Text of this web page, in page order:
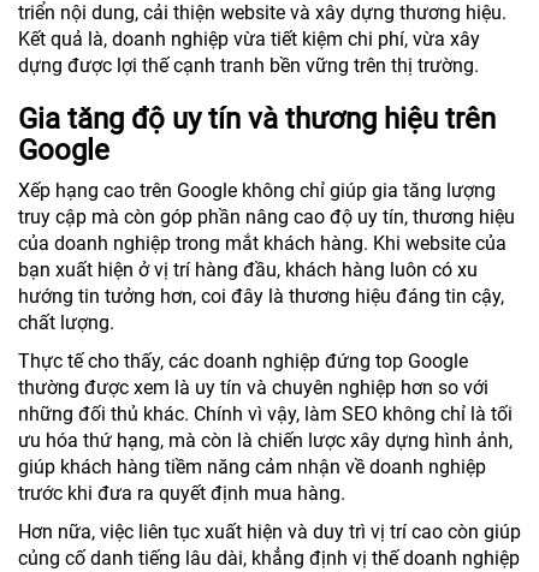
triển nội dung, cải thiện website và xây dựng thương hiệu.
Kết quả là, doanh nghiệp vừa tiết kiệm chi phí, vừa xây
dựng được lợi thế cạnh tranh bền vững trên thị trường.
Gia tăng độ uy tín và thương hiệu trên
Google
Xếp hạng cao trên Google không chỉ giúp gia tăng lượng
truy cập mà còn góp phần nâng cao độ uy tín, thương hiệu
của doanh nghiệp trong mắt khách hàng. Khi website của
bạn xuất hiện ở vị trí hàng đầu, khách hàng luôn có xu
hướng tin tưởng hơn, coi đây là thương hiệu đáng tin cậy,
chất lượng.
Thực tế cho thấy, các doanh nghiệp đứng top Google
thường được xem là uy tín và chuyên nghiệp hơn so với
những đối thủ khác. Chính vì vậy, làm SEO không chỉ là tối
ưu hóa thứ hạng, mà còn là chiến lược xây dựng hình ảnh,
giúp khách hàng tiềm năng cảm nhận về doanh nghiệp
trước khi đưa ra quyết định mua hàng.
Hơn nữa, việc liên tục xuất hiện và duy trì vị trí cao còn giúp
củng cố danh tiếng lâu dài, khẳng định vị thế doanh nghiệp